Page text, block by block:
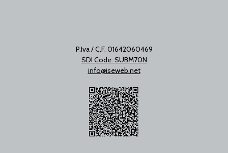
P.Iva / C.F. 01642060469
SDI Code: SUBM70N
info@iseweb.net